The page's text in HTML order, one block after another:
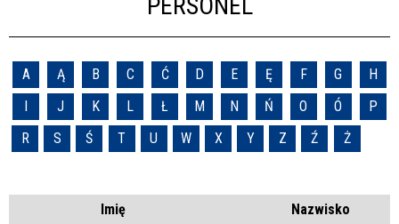
A Ą B C Ć D E Ę F G
H
I
J K L Ł M N Ń O Ó
P
R
S Ś T U W X Y Z Ź Ż
Imię Nazwisko